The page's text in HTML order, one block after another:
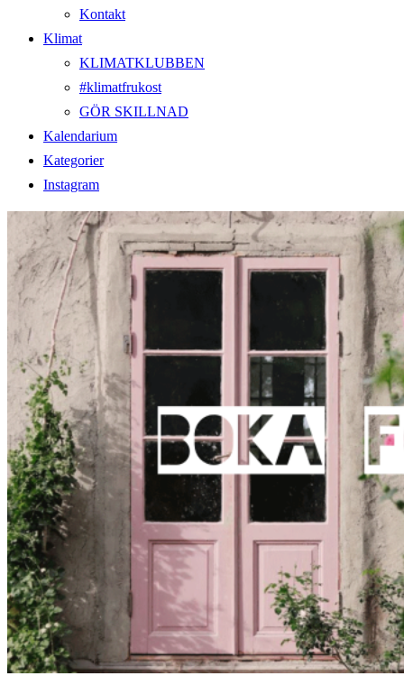
Kontakt
Klimat
KLIMATKLUBBEN
#klimatfrukost
GÖR SKILLNAD
Kalendarium
Kategorier
Instagram